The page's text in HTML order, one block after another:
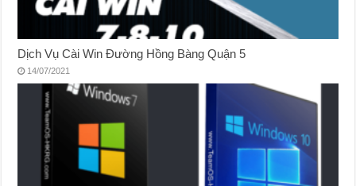
Dịch Vụ Cài Win Đường Hồng Bàng Quận 5
14/07/2021